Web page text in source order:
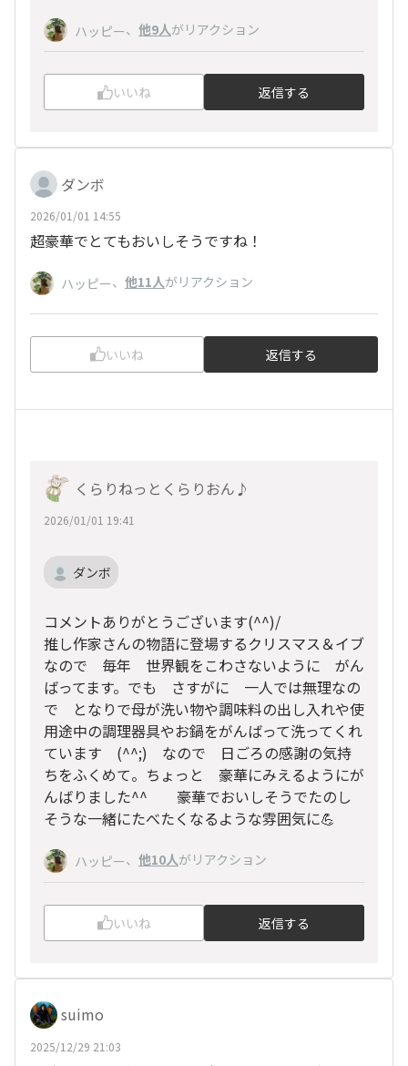
ハッピー、 他9人がリアクション
いいね 返信する
ダンボ
2026/01/01 14:55
超豪華でとてもおいしそうですね！
ハッピー、 他11人がリアクション
いいね 返信する
くらりねっとくらりおん♪
2026/01/01 19:41
ダンボ
コメントありがとうございます(^^)/
推し作家さんの物語に登場するクリスマス＆イブ
なので 毎年 世界観をこわさないように がん
ばってます。でも さすがに 一人では無理なの
で となりで母が洗い物や調味料の出し入れや使
用途中の調理器具やお鍋をがんばって洗ってくれ
ています (^^;) なので 日ごろの感謝の気持
ちをふくめて。ちょっと 豪華にみえるようにが
んばりました^^ 豪華でおいしそうでたのし
そうな一緒にたべたくなるような雰囲気に💪
ハッピー、 他10人がリアクション
いいね 返信する
suimo
2025/12/29 21:03